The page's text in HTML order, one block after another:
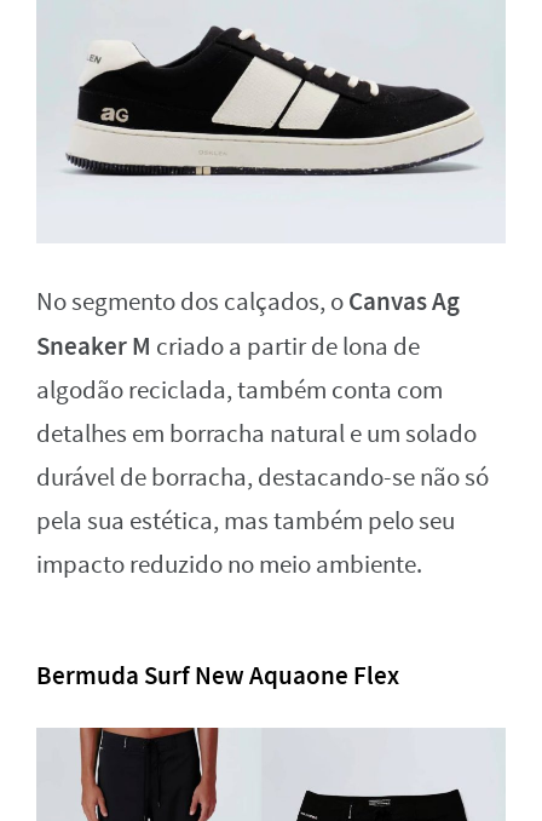
No segmento dos calçados, oCanvas Ag
Sneaker M criado a partir de lona de
algodão reciclada, também conta com
detalhes em borracha natural e um solado
durável de borracha, destacando-se não só
pela sua estética, mas também pelo seu
impacto reduzido no meio ambiente.
Bermuda Surf New Aquaone Flex